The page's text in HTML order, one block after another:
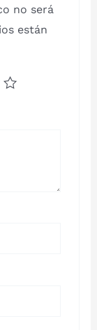
no será
están